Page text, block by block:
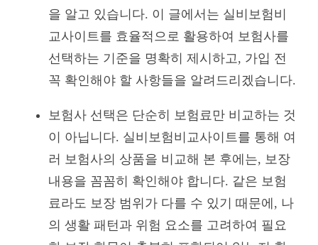
을 알고 있습니다. 이 글에서는 실비보험비
교사이트를 효율적으로 활용하여 보험사를
선택하는 기준을 명확히 제시하고, 가입 전
꼭 확인해야 할 사항들을 알려드리겠습니다.
보험사 선택은 단순히 보험료만 비교하는 것
이 아닙니다. 실비보험비교사이트를 통해 여
러 보험사의 상품을 비교해 본 후에는, 보장
내용을 꼼꼼히 확인해야 합니다. 같은 보험
료라도 보장 범위가 다를 수 있기 때문에, 나
의 생활 패턴과 위험 요소를 고려하여 필요